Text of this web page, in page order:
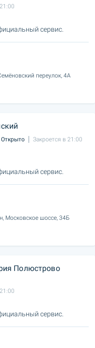
сервис.
переулок, 4А
Открыто Закроется в 21:00
сервис.
Московское шоссе, 34Б
Полюстрово
сервис.